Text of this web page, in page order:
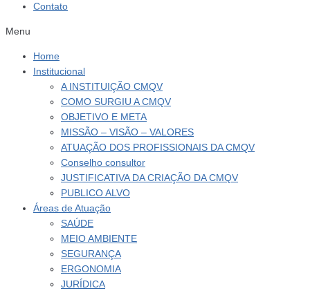
Contato
Menu
Home
Institucional
A INSTITUIÇÃO CMQV
COMO SURGIU A CMQV
OBJETIVO E META
MISSÃO – VISÃO – VALORES
ATUAÇÃO DOS PROFISSIONAIS DA CMQV
Conselho consultor
JUSTIFICATIVA DA CRIAÇÃO DA CMQV
PUBLICO ALVO
Áreas de Atuação
SAÚDE
MEIO AMBIENTE
SEGURANÇA
ERGONOMIA
JURÍDICA